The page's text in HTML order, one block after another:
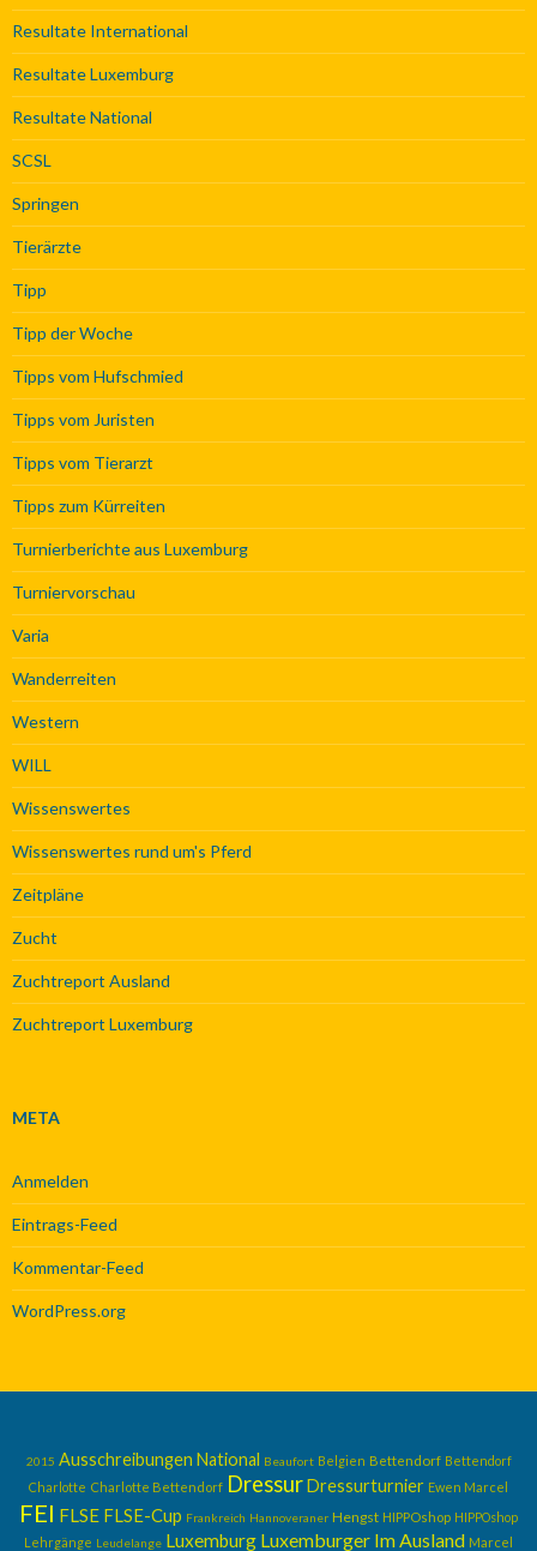
Resultate International
Resultate Luxemburg
Resultate National
SCSL
Springen
Tierärzte
Tipp
Tipp der Woche
Tipps vom Hufschmied
Tipps vom Juristen
Tipps vom Tierarzt
Tipps zum Kürreiten
Turnierberichte aus Luxemburg
Turniervorschau
Varia
Wanderreiten
Western
WILL
Wissenswertes
Wissenswertes rund um's Pferd
Zeitpläne
Zucht
Zuchtreport Ausland
Zuchtreport Luxemburg
META
Anmelden
Eintrags-Feed
Kommentar-Feed
WordPress.org
2015 Ausschreibungen National Beaufort Belgien Bettendorf Bettendorf
Charlotte Charlotte Bettendorf DressurDressurturnier Ewen Marcel
FEI FLSE FLSE-Cup Frankreich Hannoveraner Hengst HIPPOshop HIPPOshop
Lehrgänge Leudelange Luxemburg Luxemburger Im Ausland Marcel